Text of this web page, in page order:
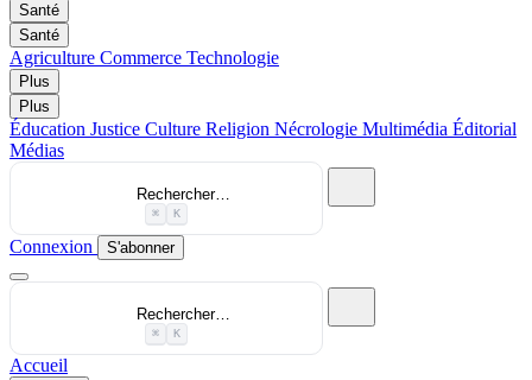
Santé
Santé
Agriculture Commerce Technologie
Plus
Plus
Éducation Justice Culture Religion Nécrologie Multimédia Éditorial
Médias
Rechercher…
⌘ K
Connexion S'abonner
Rechercher…
⌘ K
Accueil